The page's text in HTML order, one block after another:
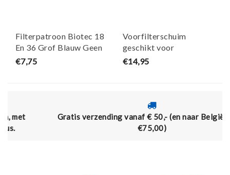
Filterpatroon Biotec 18
En 36 Grof Blauw Geen
Origineel Onderdeel
€7,75
Voorfilterschuim
geschikt voor
Biomaster thermo set
€14,95
Gratis verzending vanaf € 50,- (en naar België vanaf